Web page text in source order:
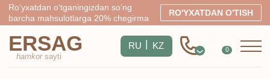
Ro‘yxatdan o‘tganingizdan so‘ng
barcha mahsulotlarga 20% chegirma
RO'YXATDAN O'TISH
0
ERSAG
hamkorsayti
ORQAGA